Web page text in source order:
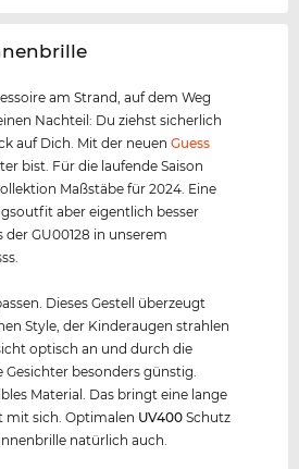
am Strand, auf dem Weg
Nachteil: Du ziehst sicherlich
auf Dich. Mit der neuenGuess
bist. Für die laufende Saison
Maßstäbe für 2024. Eine
aber eigentlich besser
der GU00128 in unserem
Dieses Gestell überzeugt
Style, der Kinderaugen strahlen
optisch an und durch die
besonders günstig.
Material. Das bringt eine lange
mit sich. Optimalen UV400 Schutz
natürlich auch.